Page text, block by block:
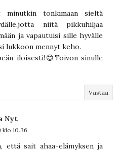
tonkimaan sieltä
niitä pikkuhiljaa
ja vapautuisi sille hyvälle
lukkoon mennyt keho.
iloisesti!😊Toivon sinulle
Vastaa
Nyt
klo 10.36
että sait ahaa-elämyksen ja